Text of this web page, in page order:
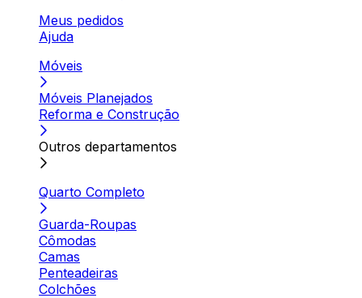
Meus pedidos
Ajuda
Móveis
Móveis Planejados
Reforma e Construção
Outros departamentos
Quarto Completo
Guarda-Roupas
Cômodas
Camas
Penteadeiras
Colchões